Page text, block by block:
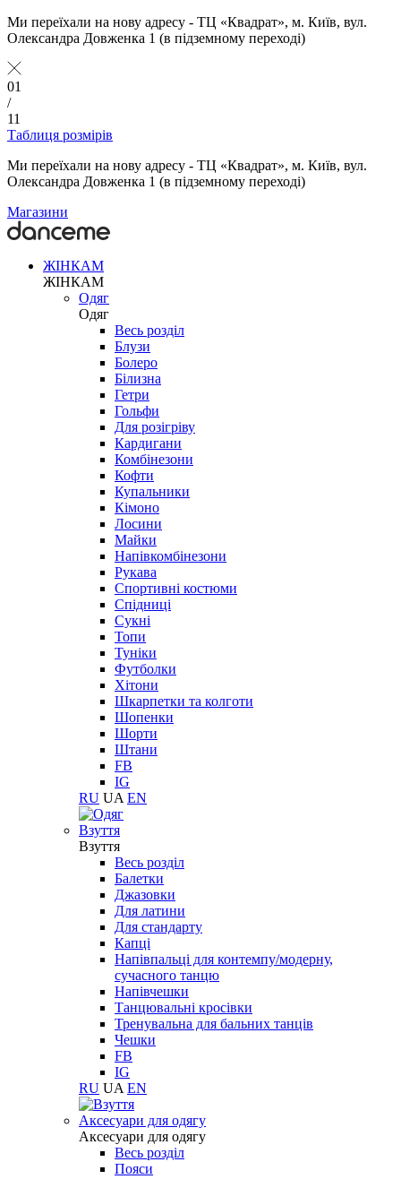
Ми переїхали на нову адресу - ТЦ «Квадрат», м. Київ, вул.
Олександра Довженка 1 (в підземному переході)
01
/
11
Таблиця розмірів
Ми переїхали на нову адресу - ТЦ «Квадрат», м. Київ, вул.
Олександра Довженка 1 (в підземному переході)
Магазини
ЖІНКАМ
ЖІНКАМ
Одяг
Одяг
Весь розділ
Блузи
Болеро
Білизна
Гетри
Гольфи
Для розігріву
Кардигани
Комбінезони
Кофти
Купальники
Кімоно
Лосини
Майки
Напівкомбінезони
Рукава
Спортивні костюми
Спідниці
Сукні
Топи
Туніки
Футболки
Хітони
Шкарпетки та колготи
Шопенки
Шорти
Штани
FB
IG
RU UA EN
Взуття
Взуття
Весь розділ
Балетки
Джазовки
Для латини
Для стандарту
Капці
Напівпальці для контемпу/модерну,
сучасного танцю
Напівчешки
Танцювальні кросівки
Тренувальна для бальних танців
Чешки
FB
IG
RU UA EN
Aксесуари для одягу
Aксесуари для одягу
Весь розділ
Пояси